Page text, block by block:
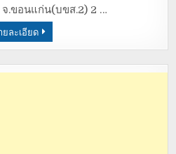
จ.ขอนแก่น(บขส.2) 2 …
ยละเอียด